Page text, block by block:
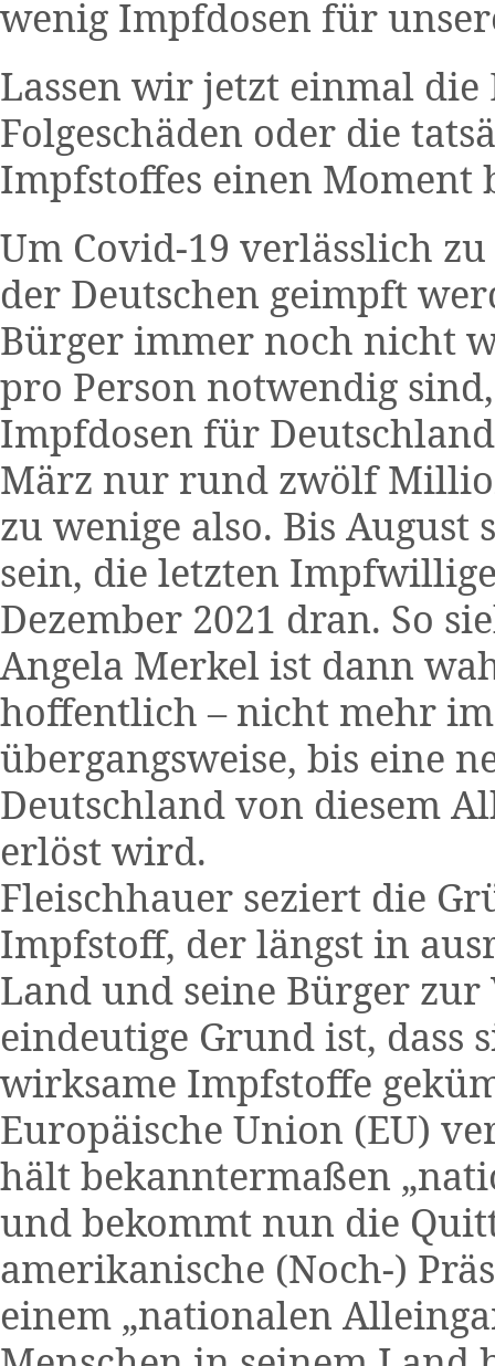
wenig Impfdosen für
Lassen wir jetzt einmal
Folgeschäden oder die
Impfstoffes einen Moment
Um Covid-19 verlässlich
der Deutschen geimpft
Bürger immer noch nicht
pro Person notwendig
Impfdosen für
März nur rund zwölf
zu wenige also. Bis
sein, die letzten
Dezember 2021 dran. So
Angela Merkel ist dann
hoffentlich – nicht mehr
übergangsweise, bis eine
Deutschland von diesem
erlöst wird.
Fleischhauer seziert die
Impfstoff, der längst in
Land und seine Bürger
eindeutige Grund ist, dass
wirksame Impfstoffe
Europäische Union (EU)
hält bekanntermaßen
und bekommt nun die
amerikanische (Noch-)
einem „nationalen